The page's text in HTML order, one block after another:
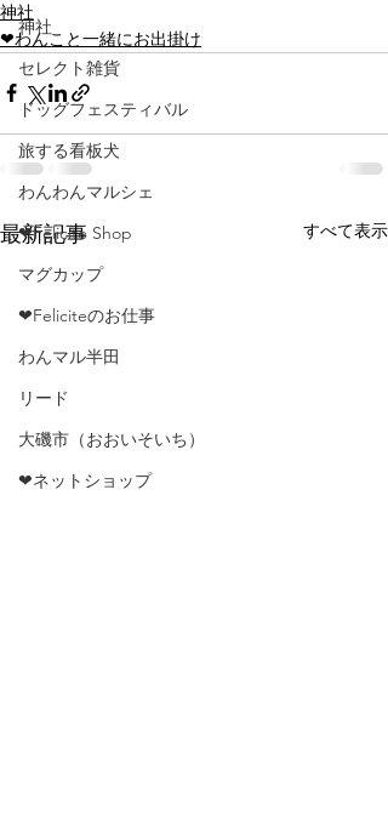
神社
セレクト雑貨
ドッグフェスティバル
旅する看板犬
わんわんマルシェ
❤Felicite Shop
マグカップ
❤Feliciteのお仕事
わんマル半田
リード
大磯市（おおいそいち）
❤ネットショップ
神社
❤わんこと一緒にお出掛け
最新記事 すべて表示